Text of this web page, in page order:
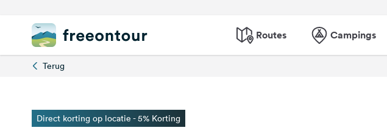
Routes Campings
Terug
Direct korting op locatie - 5% Korting